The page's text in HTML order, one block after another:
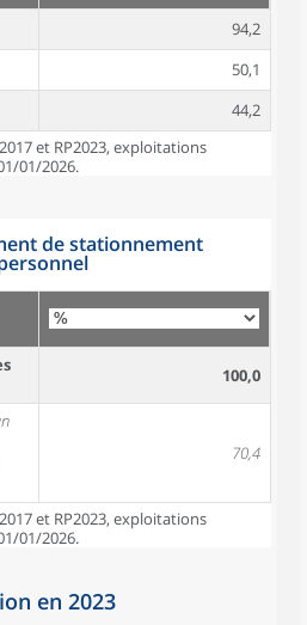
94,2
50,1
44,2
et RP2023, exploitations
01/2026.
de stationnement
100,0
70,4
et RP2023, exploitations
01/2026.
en 2023